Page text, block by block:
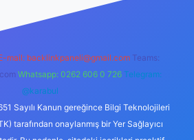
mail: backlinkpaneli@gmail.com Teams:
Whatsapp: 0262 606 0 726 Telegram:
@karabul
Sayılı Kanun gereğince Bilgi Teknolojileri
tarafından onaylanmış bir Yer Sağlayıcı